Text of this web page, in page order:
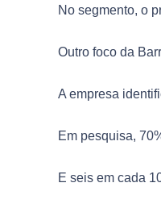
No segmento, o
Outro foco da
A empresa
Em pesquisa,
E seis em cada